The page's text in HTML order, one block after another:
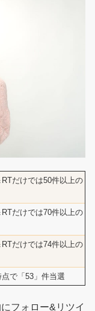
だけでは50件以上の
だけでは70件以上の
だけでは74件以上の
で「53」件当選
フォロー&リツイ